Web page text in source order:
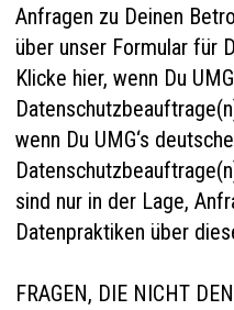
Anfragen zu Deinen
über unser Formular für
Klicke hier, wenn Du
wenn Du UMG‘s
sind nur in der Lage,
Datenpraktiken über
FRAGEN, DIE NICHT